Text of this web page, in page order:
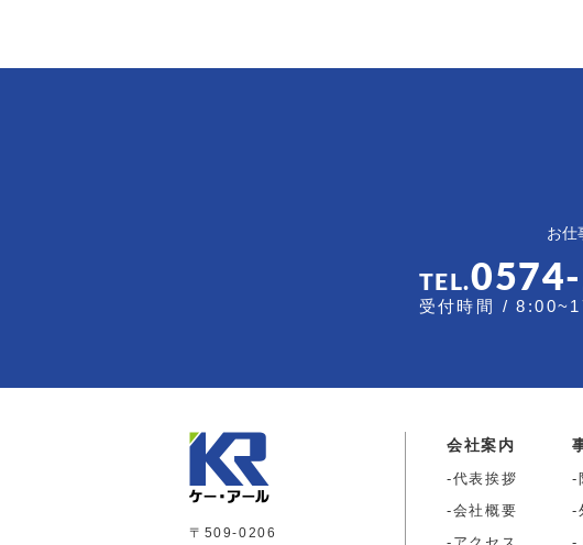
お仕
TEL.
受付時間 /
〒509-0206
会社案内
代表挨拶
会社概要